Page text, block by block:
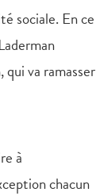
sociale. En ce
va ramasser
à
chacun